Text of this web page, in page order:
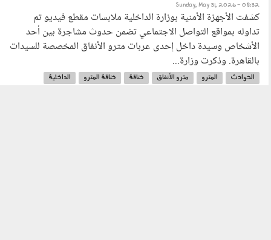
Sunday, May 31, 2026 - 08:32
كشفت الأجهزة الأمنية بوزارة الداخلية ملابسات مقطع فيديو تم
تداوله بمواقع التواصل الاجتماعي تضمن حدوث مشاجرة بين أحد
الأشخاص وسيدة داخل إحدى عربات مترو الأنفاق المخصصة للسيدات
بالقاهرة. وذكرت وزارة...
الحوادث المترو مترو الأنفاق خناقة خناقة المترو
الداخلية